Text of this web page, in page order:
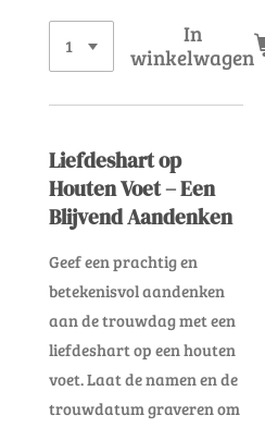
In
winkelwagen
Liefdeshart op
Houten Voet – Een
Blijvend Aandenken
Geef een prachtig en
betekenisvol aandenken
aan de trouwdag met een
liefdeshart op een houten
voet. Laat de namen en de
trouwdatum graveren om